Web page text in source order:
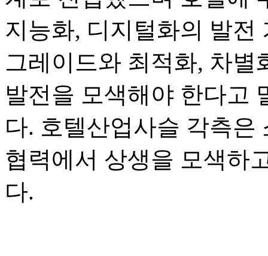
지능화, 디지털화의 발전
그레이드와 최적화, 차
발전을 모색해야 한다고
다. 호텔산업사슬 각측은
협력에서 상생을 모색하
다.